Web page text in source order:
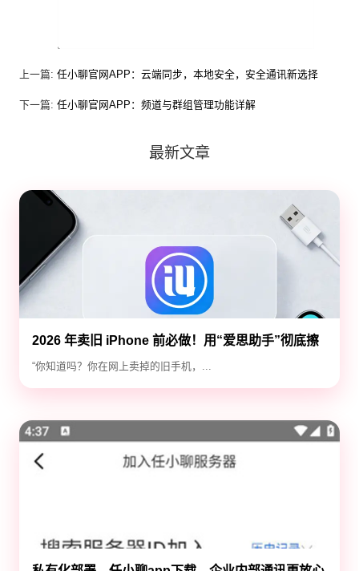
上一篇: 任小聊官网APP：云端同步，本地安全，安全通讯新选择
下一篇: 任小聊官网APP：频道与群组管理功能详解
最新文章
2026 年卖旧 iPhone 前必做！用“爱思助手”彻底擦
除隐私，防止数据泄露
“你知道吗？你在网上卖掉的旧手机，...